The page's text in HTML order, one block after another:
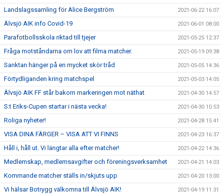
Landslagssamling för Alice Bergström 2021-06-22 16:07
Älvsjö AIK info Covid-19 2021-06-01 08:00
Parafotbollsskola riktad till tjejer 2021-05-25 12:37
Fråga motståndarna om lov att filma matcher. 2021-05-19 09:38
Sanktan hänger på en mycket skör tråd 2021-05-05 14:36
Förtydliganden kring matchspel 2021-05-03 14:05
Älvsjö AIK FF står bakom markeringen mot näthat 2021-04-30 14:57
S:t Eriks-Cupen startar i nästa vecka! 2021-04-30 10:53
Roliga nyheter! 2021-04-28 15:41
VISA DINA FÄRGER – VISA ATT VI FINNS 2021-04-23 16:37
Håll i, håll ut. Vi längtar alla efter matcher! 2021-04-22 14:36
Medlemskap, medlemsavgifter och föreningsverksamhet 2021-04-21 14:03
Kommande matcher ställs in/skjuts upp 2021-04-20 13:00
Vi hälsar Botrygg välkomna till Älvsjö AIK! 2021-04-19 11:31